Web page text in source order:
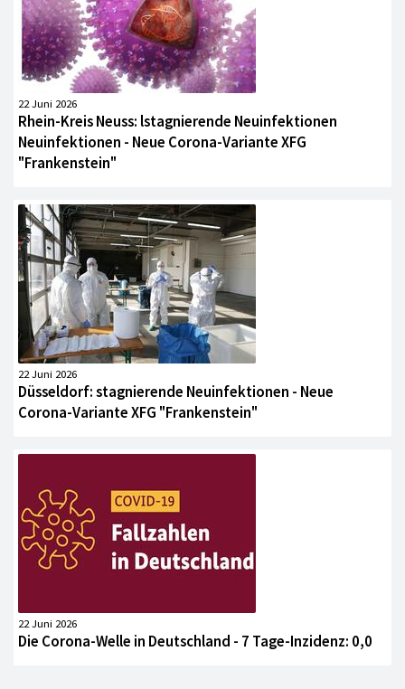
22 Juni 2026
Rhein-Kreis Neuss: lstagnierende Neuinfektionen
Neuinfektionen - Neue Corona-Variante XFG
"Frankenstein"
22 Juni 2026
Düsseldorf: stagnierende Neuinfektionen - Neue
Corona-Variante XFG "Frankenstein"
22 Juni 2026
Die Corona-Welle in Deutschland - 7 Tage-Inzidenz: 0,0